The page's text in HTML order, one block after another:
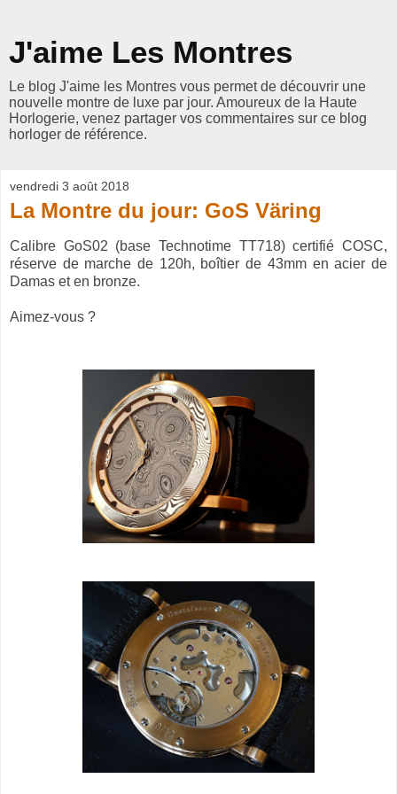
J'aime Les Montres
Le blog J'aime les Montres vous permet de découvrir une
nouvelle montre de luxe par jour. Amoureux de la Haute
Horlogerie, venez partager vos commentaires sur ce blog
horloger de référence.
vendredi 3 août 2018
La Montre du jour: GoS Väring
Calibre GoS02 (base Technotime TT718) certifié COSC,
réserve de marche de 120h, boîtier de 43mm en acier de
Damas et en bronze.
Aimez-vous ?